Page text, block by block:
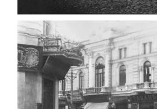
МИХАЙЛІВСЬКА-
до